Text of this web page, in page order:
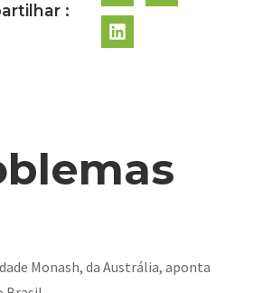
:
Monash, da Austrália, aponta